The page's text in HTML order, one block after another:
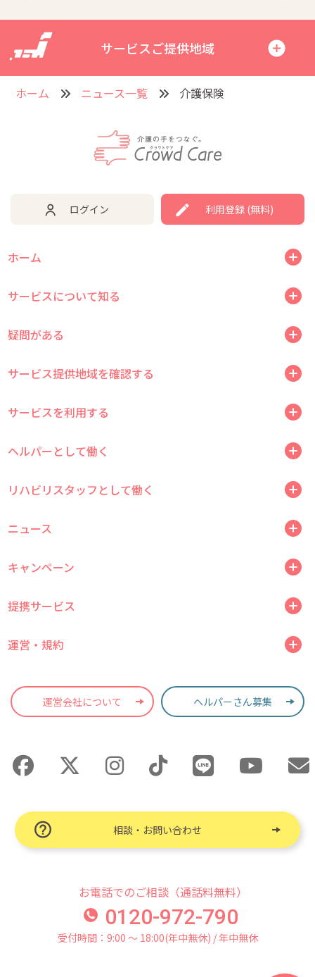
サービスご提供地域
ホーム ニュース一覧 介護保険
ログイン 利用登録 (無料)
ホーム
サービスについて知る
疑問がある
サービス提供地域を確認する
サービスを利用する
ヘルパーとして働く
リハビリスタッフとして働く
ニュース
キャンペーン
提携サービス
運営・規約
運営会社について ヘルパーさん募集
相談・お問い合わせ
お電話でのご相談（通話料無料）
0120-972-790
受付時間：9:00 〜 18:00(年中無休) / 年中無休